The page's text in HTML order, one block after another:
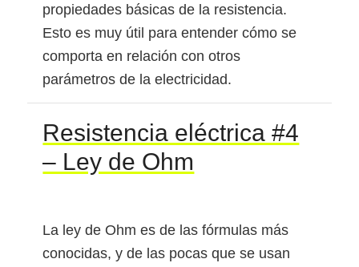
propiedades básicas de la resistencia.
Esto es muy útil para entender cómo se
comporta en relación con otros
parámetros de la electricidad.
Resistencia eléctrica #4
– Ley de Ohm
La ley de Ohm es de las fórmulas más
conocidas, y de las pocas que se usan